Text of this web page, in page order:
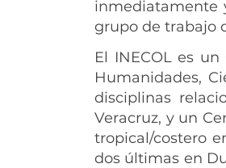
inmediatamente
grupo de trabajo
El INECOL es
Humanidades,
disciplinas
Veracruz, y un
tropical/costero
dos últimas en